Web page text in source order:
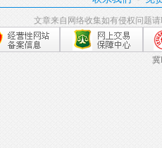
文章来自网络收集如有侵权问题